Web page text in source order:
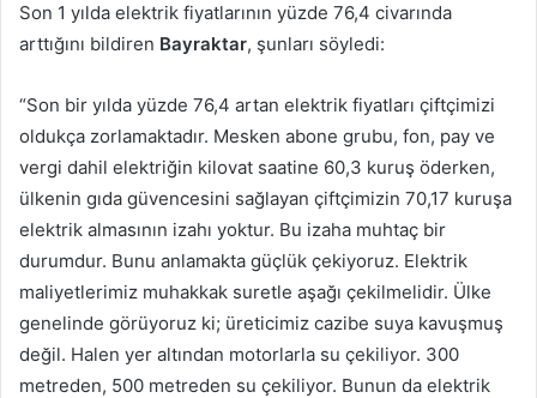
Son 1 yılda elektrik fiyatlarının yüzde 76,4 civarında
arttığını bildiren Bayraktar, şunları söyledi:
“Son bir yılda yüzde 76,4 artan elektrik fiyatları çiftçimizi
oldukça zorlamaktadır. Mesken abone grubu, fon, pay ve
vergi dahil elektriğin kilovat saatine 60,3 kuruş öderken,
ülkenin gıda güvencesini sağlayan çiftçimizin 70,17 kuruşa
elektrik almasının izahı yoktur. Bu izaha muhtaç bir
durumdur. Bunu anlamakta güçlük çekiyoruz. Elektrik
maliyetlerimiz muhakkak suretle aşağı çekilmelidir. Ülke
genelinde görüyoruz ki; üreticimiz cazibe suya kavuşmuş
değil. Halen yer altından motorlarla su çekiliyor. 300
metreden, 500 metreden su çekiliyor. Bunun da elektrik